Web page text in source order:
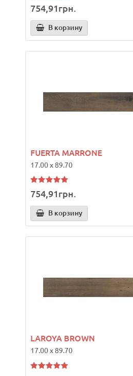
754,91грн.
В корзину
FUERTA MARRONE
17.00 x 89.70
754,91грн.
В корзину
LAROYA BROWN
17.00 x 89.70